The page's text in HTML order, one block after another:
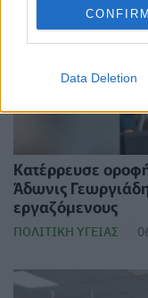
CONFIRM
Data Deletion
Κατέρρευσε
Άδωνις
εργαζόμενους
ΠΟΛΙΤΙΚΉ ΥΓΕΊΑΣ